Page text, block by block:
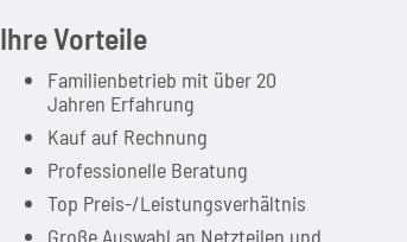
Ihre Vorteile
Familienbetrieb mit über 20
Jahren Erfahrung
Kauf auf Rechnung
Professionelle Beratung
Top Preis-/Leistungsverhältnis
Große Auswahl an Netzteilen und